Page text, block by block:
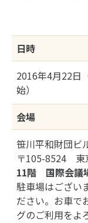
日時
2016年4月22日
始）
会場
笹川平和財団ビ
〒105-8524 東
11階 国際会議
駐車場はござい
ださい。お車で
グのご利用をよ